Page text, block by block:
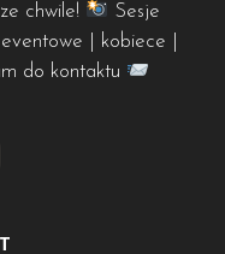
chwile!
Sesje
| kobiece |
do kontaktu